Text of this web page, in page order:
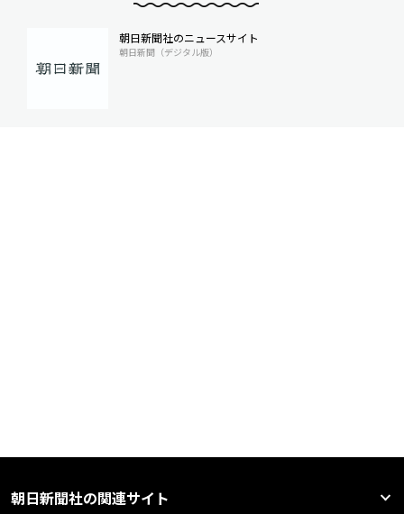
朝日新聞社のニュースサイト
朝日新聞（デジタル版）
朝日新聞社の関連サイト